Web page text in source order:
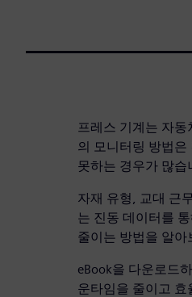
프레스 기계는 자
의 모니터링 방법
못하는 경우가 많습
자재 유형, 교대 근
는 진동 데이터를
줄이는 방법을 알아
eBook을 다운로드
운타임을 줄이고 효